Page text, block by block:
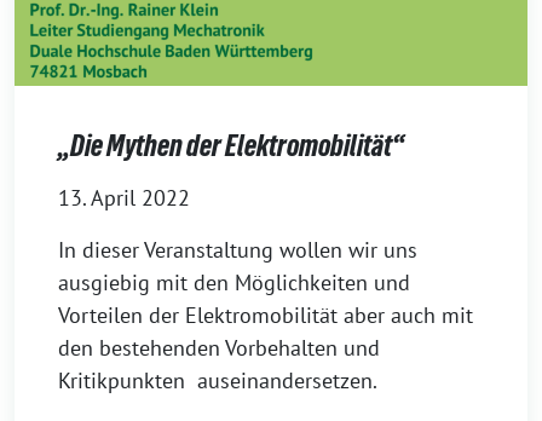
„Die Mythen der Elektromobilität“
13. April 2022
In dieser Veranstaltung wollen wir uns
ausgiebig mit den Möglichkeiten und
Vorteilen der Elektromobilität aber auch mit
den bestehenden Vorbehalten und
Kritikpunkten auseinandersetzen.